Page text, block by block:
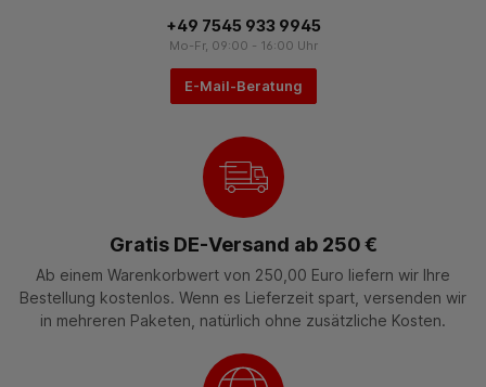
+49 7545 933 9945
Mo-Fr, 09:00 - 16:00 Uhr
E-Mail-Beratung
Gratis DE-Versand ab 250 €
Ab einem Warenkorbwert von 250,00 Euro liefern wir Ihre
Bestellung kostenlos. Wenn es Lieferzeit spart, versenden wir
in mehreren Paketen, natürlich ohne zusätzliche Kosten.